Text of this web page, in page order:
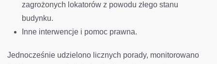
zagrożonych lokatorów z powodu złego stanu
budynku.
Inne interwencje i pomoc prawna.
Jednocześnie udzielono licznych porady, monitorowano